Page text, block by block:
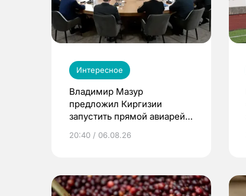
Интересное
Владимир Мазур
предложил Киргизии
запустить прямой авиарейс
20:40 / 06.08.26